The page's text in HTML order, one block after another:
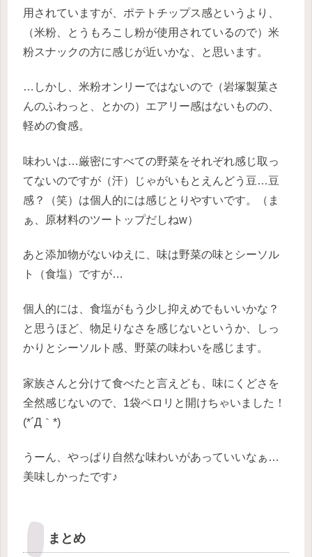
用されていますが、ポテトチップス感というより、
（米粉、とうもろこし粉が使用されているので）米
粉スナックの方に感じが近いかな、と思います。
…しかし、米粉オンリーではないので（岩塚製菓さ
んのふわっと、とかの）エアリー感はないものの、
軽めの食感。
味わいは…厳密にすべての野菜をそれぞれ感じ取っ
てないのですが（汗）じゃがいもとえんどう豆…豆
感？（笑）は個人的には感じとりやすいです。（ま
ぁ、原材料のツートップだしねw）
あと添加物がないゆえに、味は野菜の味とシーソル
ト（食塩）ですが…
個人的には、食塩がもう少し抑えめでもいいかな？
と思うほど、物足りなさを感じないというか、しっ
かりとシーソルト感、野菜の味わいを感じます。
家族さんと分けて食べたと言えども、味にくどさを
全然感じないので、1袋ペロリと開けちゃいました！
(*´Д｀*)
うーん、やっぱり自然な味わいがあっていいなぁ…
美味しかったです♪
まとめ